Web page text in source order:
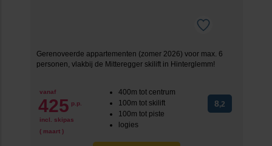
Gerenoveerde appartementen (zomer 2026) voor max. 6
personen, vlakbij de Mitteregger skilift in Hinterglemm!
vanaf
425 p.p.
incl. skipas
( maart )
400m tot centrum
100m tot skilift
100m tot piste
logies
8,2